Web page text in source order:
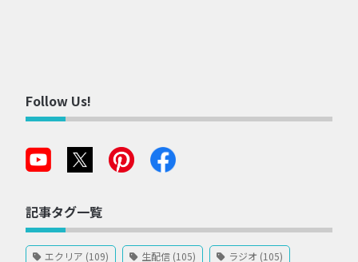
Follow Us!
記事タグ一覧
エクリア (109) 生配信 (105) ラジオ (105)